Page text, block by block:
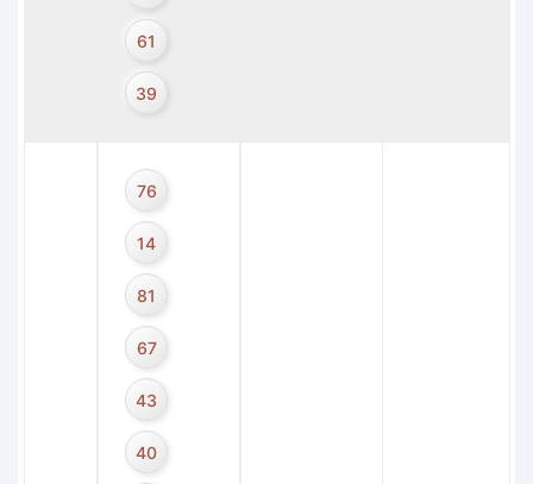
61
39
76
14
81
67
43
40